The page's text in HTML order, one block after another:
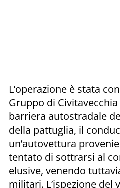
L’operazione è stata
Gruppo di
barriera autostradale
della pattuglia, il
un’autovettura
tentato di sottrarsi al
elusive, venendo
militari. L’ispezione del